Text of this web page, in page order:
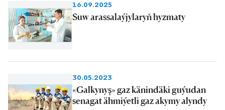
16.09.2025
Suw arassalaýjylaryň hyzmaty
30.05.2023
«Galkynyş» gaz känindäki guýudan
senagat ähmiýetli gaz akymy alyndy